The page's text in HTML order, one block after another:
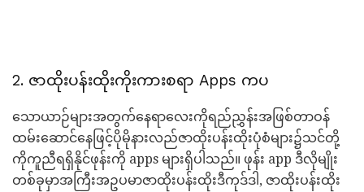
2. ဇာထိုးပန်းထိုးကိုးကားစရာ Apps ကပ
သောယာဉ်များအတွက်နေရာလေးကိုရည်ညွှန်းအဖြစ်တာဝန်
ထမ်းဆောင်နေဖြင့်ပိုမိုနားလည်ဇာထိုးပန်းထိုးပုံစံများ၌သင်တို့
ကိုကူညီရရှိနိုင်ဖုန်းကို apps များရှိပါသည်။ ဖုန်း app ဒီလိုမျိုး
တစ်ခုမှာအကြီးအဥပမာဇာထိုးပန်းထိုးဒီကုဒ်ဒါ, ဇာထိုးပန်းထိုး